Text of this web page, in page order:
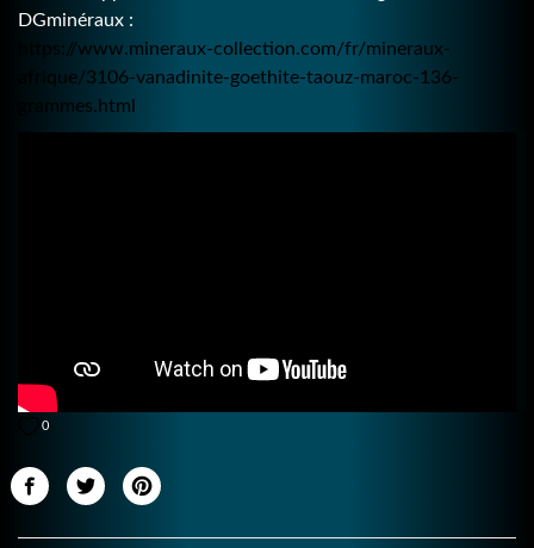
DGminéraux :
https://www.mineraux-collection.com/fr/mineraux-
afrique/3106-vanadinite-goethite-taouz-maroc-136-
grammes.html
0